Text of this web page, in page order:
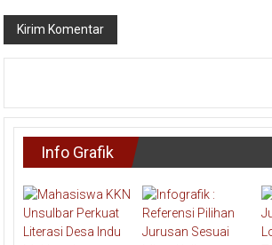
Info Grafik